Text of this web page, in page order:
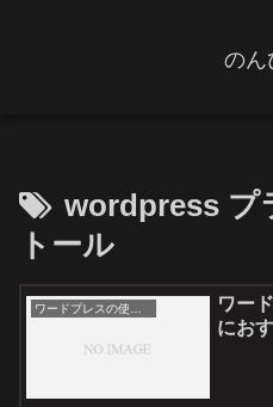
のん
wordpress プ
トール
ワー
にお